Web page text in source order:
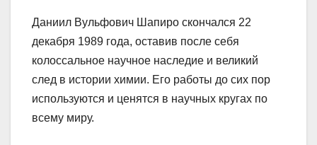
Даниил Вульфович Шапиро скончался 22
декабря 1989 года, оставив после себя
колоссальное научное наследие и великий
след в истории химии. Его работы до сих пор
используются и ценятся в научных кругах по
всему миру.